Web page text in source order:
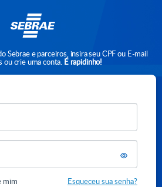
Sebrae e parceiros, insira seu CPF ou E-mail
ou crie uma conta. É rapidinho!
mim Esqueceu sua senha?